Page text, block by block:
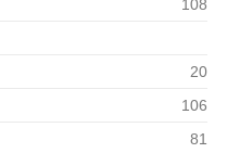
108
20
106
81